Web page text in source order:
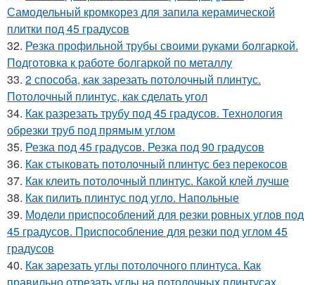
Самодельный кромкорез для запила керамической
плитки под 45 градусов
32. Резка профильной трубы своими руками болгаркой.
Подготовка к работе болгаркой по металлу
33. 2 способа, как зарезать потолочный плинтус.
Потолочный плинтус, как сделать угол
34. Как разрезать трубу под 45 градусов. Технология
обрезки труб под прямым углом
35. Резка под 45 градусов. Резка под 90 градусов
36. Как стыковать потолочный плинтус без перекосов
37. Как клеить потолочный плинтус. Какой клей лучше
38. Как пилить плинтус под угло. Напольные
39. Модели приспособлений для резки ровных углов под
45 градусов. Приспособление для резки под углом 45
градусов
40. Как зарезать углы потолочного плинтуса. Как